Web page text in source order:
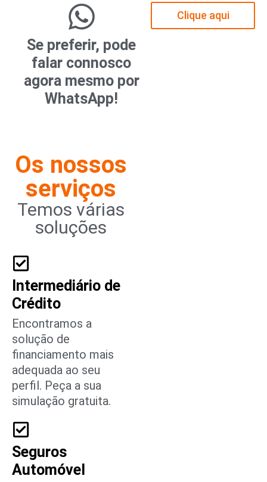
Se preferir, pode
falar connosco
agora mesmo por
WhatsApp!
Clique aqui
Os nossos
serviços
Temos várias
soluções
Intermediário de
Crédito
Encontramos a
solução de
financiamento mais
adequada ao seu
perfil. Peça a sua
simulação gratuita.
Seguros
Automóvel